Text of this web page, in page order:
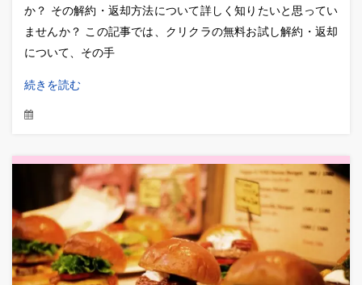
か？ その解約・返却方法について詳しく知りたいと思ってい
ませんか？ この記事では、クリクラの無料お試し解約・返却
について、その手
続きを読む